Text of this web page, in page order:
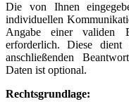
Die von Ihnen
individuellen
Angabe einer validen
erforderlich. Diese
anschließenden
Daten ist optional.
Rechtsgrundlage: